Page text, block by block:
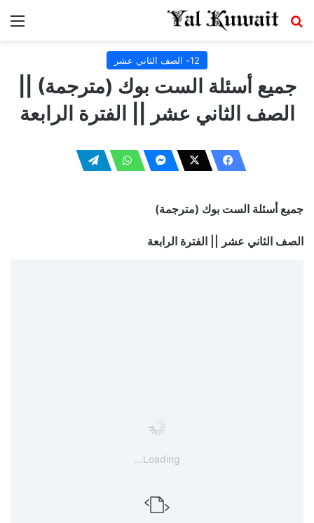
بحث عن
12- الصف الثاني عشر
جميع أسئلة الست بوك (مترجمة) ||
الصف الثاني عشر || الفترة الرابعة
جميع أسئلة الست بوك (مترجمة)
الصف الثاني عشر || الفترة الرابعة
Loading...